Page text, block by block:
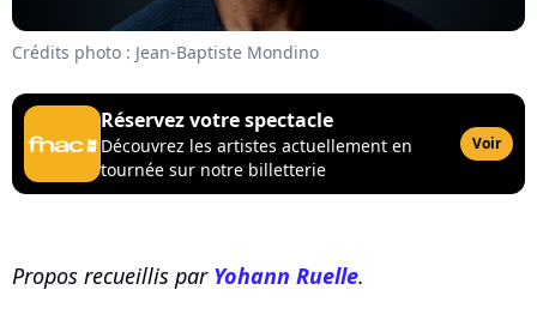
Crédits photo : Jean-Baptiste Mondino
Réservez votre spectacle
Découvrez les artistes actuellement en
tournée sur notre billetterie
Voir
Propos recueillis par Yohann Ruelle.